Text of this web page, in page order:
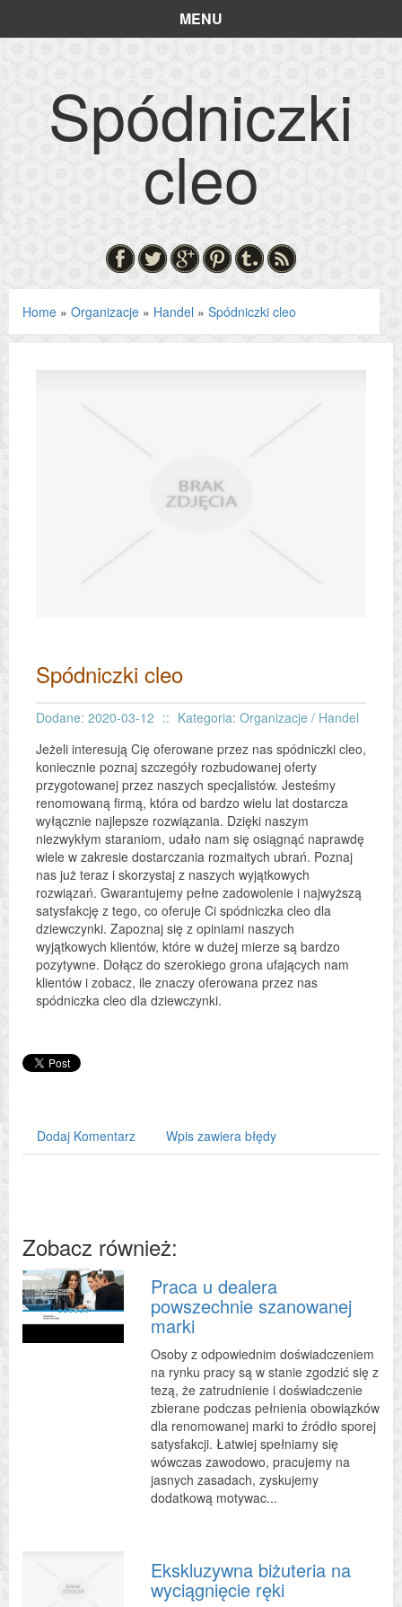
MENU
Spódniczki
cleo
Home » Organizacje » Handel » Spódniczki cleo
Spódniczki cleo
Dodane: 2020-03-12 :: Kategoria: Organizacje / Handel
Jeżeli interesują Cię oferowane przez nas spódniczki cleo,
koniecznie poznaj szczegóły rozbudowanej oferty
przygotowanej przez naszych specjalistów. Jesteśmy
renomowaną firmą, która od bardzo wielu lat dostarcza
wyłącznie najlepsze rozwiązania. Dzięki naszym
niezwykłym staraniom, udało nam się osiągnąć naprawdę
wiele w zakresie dostarczania rozmaitych ubrań. Poznaj
nas już teraz i skorzystaj z naszych wyjątkowych
rozwiązań. Gwarantujemy pełne zadowolenie i najwyższą
satysfakcję z tego, co oferuje Ci spódniczka cleo dla
dziewczynki. Zapoznaj się z opiniami naszych
wyjątkowych klientów, które w dużej mierze są bardzo
pozytywne. Dołącz do szerokiego grona ufających nam
klientów i zobacz, ile znaczy oferowana przez nas
spódniczka cleo dla dziewczynki.
Dodaj Komentarz Wpis zawiera błędy
Zobacz również:
Praca u dealera
powszechnie szanowanej
marki
Osoby z odpowiednim doświadczeniem
na rynku pracy są w stanie zgodzić się z
tezą, że zatrudnienie i doświadczenie
zbierane podczas pełnienia obowiązków
dla renomowanej marki to źródło sporej
satysfakcji. Łatwiej spełniamy się
wówczas zawodowo, pracujemy na
jasnych zasadach, zyskujemy
dodatkową motywac...
Ekskluzywna biżuteria na
wyciągnięcie ręki